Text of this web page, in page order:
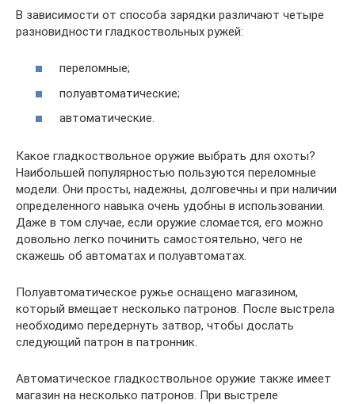
В зависимости от способа зарядки различают четыре
разновидности гладкоствольных ружей:
переломные;
полуавтоматические;
автоматические.
Какое гладкоствольное оружие выбрать для охоты?
Наибольшей популярностью пользуются переломные
модели. Они просты, надежны, долговечны и при наличии
определенного навыка очень удобны в использовании.
Даже в том случае, если оружие сломается, его можно
довольно легко починить самостоятельно, чего не
скажешь об автоматах и полуавтоматах.
Полуавтоматическое ружье оснащено магазином,
который вмещает несколько патронов. После выстрела
необходимо передернуть затвор, чтобы дослать
следующий патрон в патронник.
Автоматическое гладкоствольное оружие также имеет
магазин на несколько патронов. При выстреле